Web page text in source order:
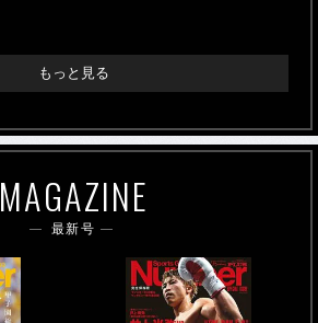
もっと見る
MAGAZINE
最新号